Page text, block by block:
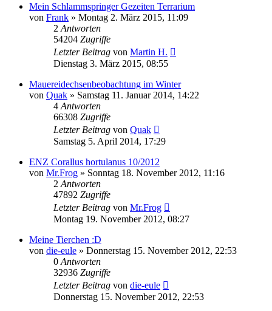
Mein Schlammspringer Gezeiten Terrarium
von Frank » Montag 2. März 2015, 11:09
2 Antworten
54204 Zugriffe
Letzter Beitrag von Martin H.
Dienstag 3. März 2015, 08:55
Mauereidechsenbeobachtung im Winter
von Quak » Samstag 11. Januar 2014, 14:22
4 Antworten
66308 Zugriffe
Letzter Beitrag von Quak
Samstag 5. April 2014, 17:29
ENZ Corallus hortulanus 10/2012
von Mr.Frog » Sonntag 18. November 2012, 11:16
2 Antworten
47892 Zugriffe
Letzter Beitrag von Mr.Frog
Montag 19. November 2012, 08:27
Meine Tierchen :D
von die-eule » Donnerstag 15. November 2012, 22:53
0 Antworten
32936 Zugriffe
Letzter Beitrag von die-eule
Donnerstag 15. November 2012, 22:53